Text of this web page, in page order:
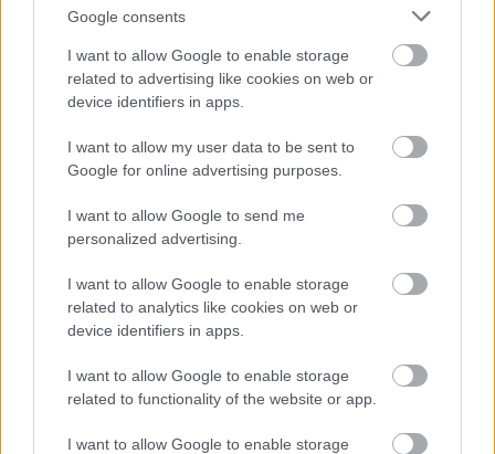
Google consents
I want to allow Google to enable storage
related to advertising like cookies on web or
device identifiers in apps.
I want to allow my user data to be sent to
Google for online advertising purposes.
I want to allow Google to send me
personalized advertising.
I want to allow Google to enable storage
related to analytics like cookies on web or
device identifiers in apps.
I want to allow Google to enable storage
related to functionality of the website or app.
I want to allow Google to enable storage
αύξηση των κλινικών
νέες αιτήσεις το 2025
Νέα φάρμακα στην
Ευρώπη: Χρονιά - ρεκόρ
των κλινικών μελετών